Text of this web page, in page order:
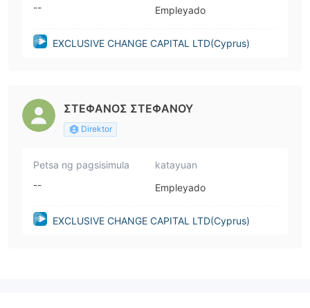
--
Empleyado
EXCLUSIVE CHANGE CAPITAL LTD(Cyprus)
ΣΤΕΦΑΝΟΣ ΣΤΕΦΑΝΟΥ
Direktor
Petsa ng pagsisimula
--
katayuan
Empleyado
EXCLUSIVE CHANGE CAPITAL LTD(Cyprus)